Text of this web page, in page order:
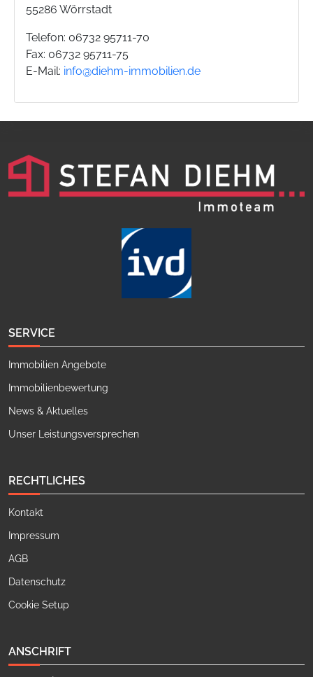
55286 Wörrstadt
Telefon: 06732 95711-70
Fax: 06732 95711-75
E-Mail: info@diehm-immobilien.de
SERVICE
Immobilien Angebote
Immobilienbewertung
News & Aktuelles
Unser Leistungsversprechen
RECHTLICHES
Kontakt
Impressum
AGB
Datenschutz
Cookie Setup
ANSCHRIFT